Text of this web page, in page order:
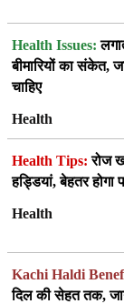
Health Issues:
बीमारियों का संकेत,
चाहिए
Health
Health Tips: रोज
हड्डियां, बेहतर होगा
Health
Kachi Haldi
दिल की सेहत तक,